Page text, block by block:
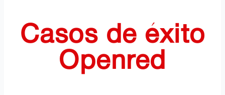
Casos de éxito
Openred